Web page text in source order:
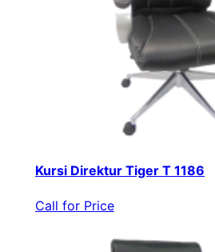
Kursi Direktur Tiger T 1186
Call for Price